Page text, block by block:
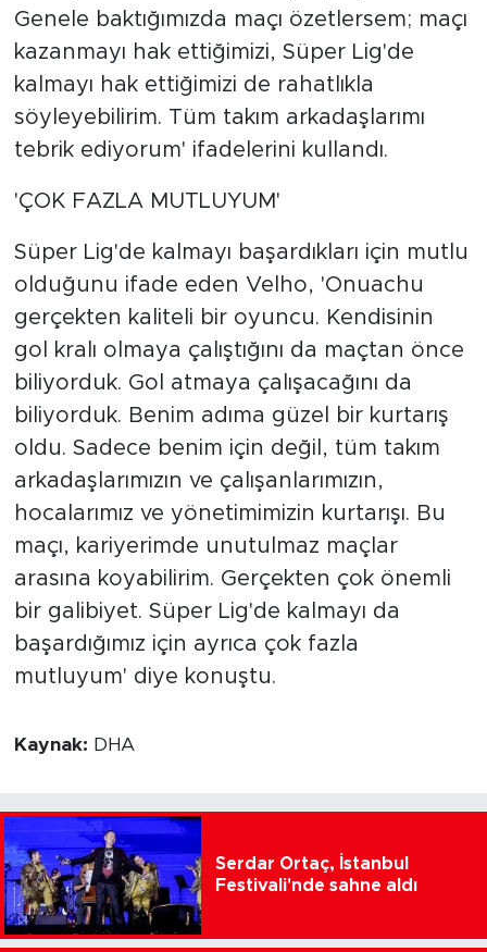
Genele baktığımızda maçı özetlersem; maçı
kazanmayı hak ettiğimizi, Süper Lig'de
kalmayı hak ettiğimizi de rahatlıkla
söyleyebilirim. Tüm takım arkadaşlarımı
tebrik ediyorum' ifadelerini kullandı.
'ÇOK FAZLA MUTLUYUM'
Süper Lig'de kalmayı başardıkları için mutlu
olduğunu ifade eden Velho, 'Onuachu
gerçekten kaliteli bir oyuncu. Kendisinin
gol kralı olmaya çalıştığını da maçtan önce
biliyorduk. Gol atmaya çalışacağını da
biliyorduk. Benim adıma güzel bir kurtarış
oldu. Sadece benim için değil, tüm takım
arkadaşlarımızın ve çalışanlarımızın,
hocalarımız ve yönetimimizin kurtarışı. Bu
maçı, kariyerimde unutulmaz maçlar
arasına koyabilirim. Gerçekten çok önemli
bir galibiyet. Süper Lig'de kalmayı da
başardığımız için ayrıca çok fazla
mutluyum' diye konuştu.
Kaynak: DHA
Serdar Ortaç, İstanbul
Festivali'nde sahne aldı